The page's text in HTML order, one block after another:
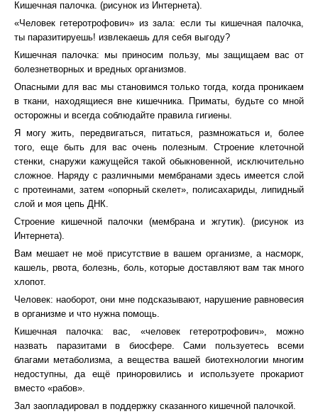
Кишечная палочка. (рисунок из Интернета).
«Человек гетеротрофович» из зала: если ты кишечная палочка,
ты паразитируешь! извлекаешь для себя выгоду?
Кишечная палочка: мы приносим пользу, мы защищаем вас от
болезнетворных и вредных организмов.
Опасными для вас мы становимся только тогда, когда проникаем
в ткани, находящиеся вне кишечника. Приматы, будьте со мной
осторожны и всегда соблюдайте правила гигиены.
Я могу жить, передвигаться, питаться, размножаться и, более
того, еще быть для вас очень полезным. Строение клеточной
стенки, снаружи кажущейся такой обыкновенной, исключительно
сложное. Наряду с различными мембранами здесь имеется слой
с протеинами, затем «опорный скелет», полисахариды, липидный
слой и моя цепь ДНК.
Строение кишечной палочки (мембрана и жгутик). (рисунок из
Интернета).
Вам мешает не моё присутствие в вашем организме, а насморк,
кашель, рвота, болезнь, боль, которые доставляют вам так много
хлопот.
Человек: наоборот, они мне подсказывают, нарушение равновесия
в организме и что нужна помощь.
Кишечная палочка: вас, «человек гетеротрофович», можно
назвать паразитами в биосфере. Сами пользуетесь всеми
благами метаболизма, а вещества вашей биотехнологии многим
недоступны, да ещё приноровились и используете прокариот
вместо «рабов».
Зал заопладировал в поддержку сказанного кишечной палочкой.